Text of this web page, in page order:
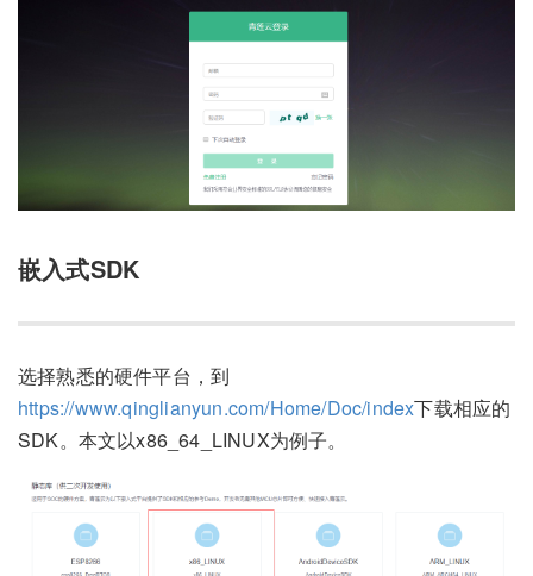
嵌入式SDK
选择熟悉的硬件平台，到
https://www.qinglianyun.com/Home/Doc/index下载相应的
SDK。本文以x86_64_LINUX为例子。